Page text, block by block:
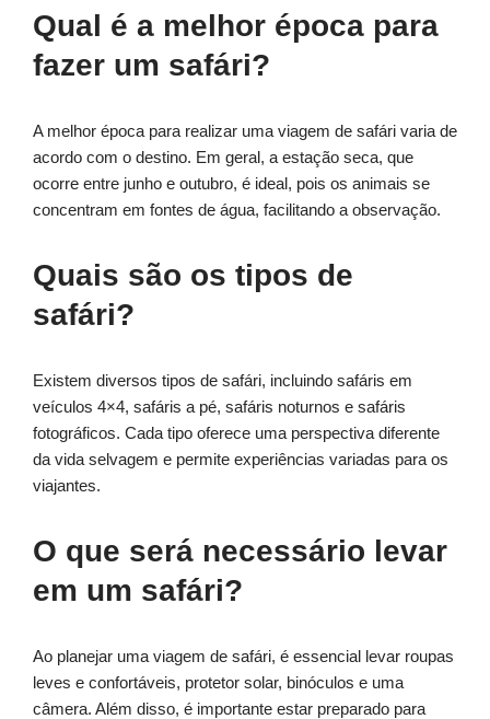
Qual é a melhor época para
fazer um safári?
A melhor época para realizar uma viagem de safári varia de
acordo com o destino. Em geral, a estação seca, que
ocorre entre junho e outubro, é ideal, pois os animais se
concentram em fontes de água, facilitando a observação.
Quais são os tipos de
safári?
Existem diversos tipos de safári, incluindo safáris em
veículos 4×4, safáris a pé, safáris noturnos e safáris
fotográficos. Cada tipo oferece uma perspectiva diferente
da vida selvagem e permite experiências variadas para os
viajantes.
O que será necessário levar
em um safári?
Ao planejar uma viagem de safári, é essencial levar roupas
leves e confortáveis, protetor solar, binóculos e uma
câmera. Além disso, é importante estar preparado para